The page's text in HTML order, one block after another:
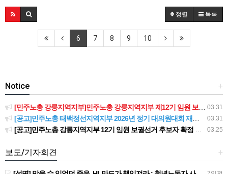
정렬 목록
6 7 8 9 10
+
Notice
03.31
[민주노총 강릉지역지부]민주노총 강릉지역지부 제12기 임원 보궐선거결과 공고
03.31
[공고]민주노총 태백정선지역지부 2026년 정기 대의원대회 재소집 건
03.25
[공고]민주노총 강릉지역지부 12기 임원 보궐선거 후보자 확정 공고
+
보도/기자회견